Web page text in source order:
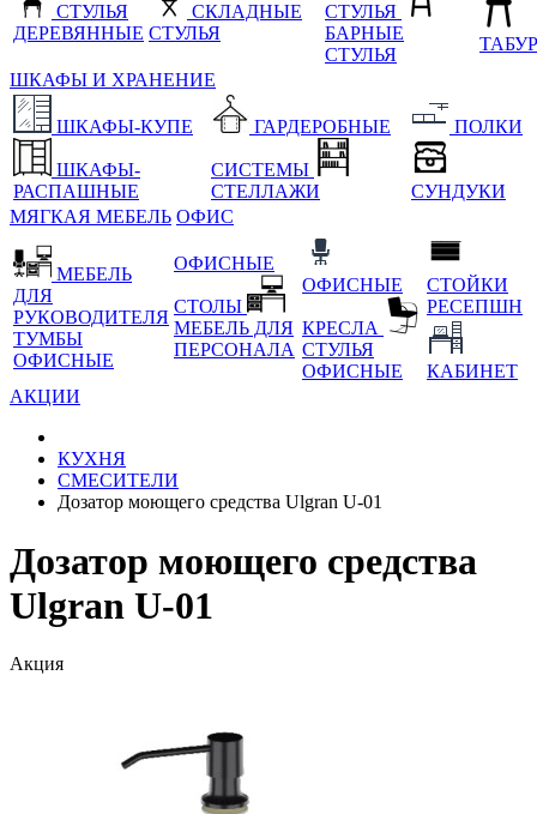
СТУЛЬЯ
ДЕРЕВЯННЫЕ
СКЛАДНЫЕ
СТУЛЬЯ
СТУЛЬЯ
БАРНЫЕ
СТУЛЬЯ
ШКАФЫ И ХРАНЕНИЕ
ШКАФЫ-КУПЕ
ШКАФЫ-
РАСПАШНЫЕ
ГАРДЕРОБНЫЕ
СИСТЕМЫ
СТЕЛЛАЖИ
ПОЛКИ
СУНДУКИ
МЯГКАЯ МЕБЕЛЬ ОФИС
МЕБЕЛЬ
ДЛЯ
РУКОВОДИТЕЛЯ
ТУМБЫ
ОФИСНЫЕ
ОФИСНЫЕ
СТОЛЫ
МЕБЕЛЬ ДЛЯ
ПЕРСОНАЛА
ОФИСНЫЕ
КРЕСЛА
СТУЛЬЯ
ОФИСНЫЕ
СТОЙКИ
РЕСЕПШН
КАБИНЕТ
АКЦИИ
КУХНЯ
СМЕСИТЕЛИ
Дозатор моющего средства Ulgran U-01
Дозатор моющего средства
Ulgran U-01
Акция